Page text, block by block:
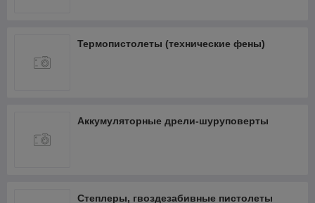
Термопистолеты (технические фены)
Аккумуляторные дрели-шуруповерты
Степлеры, гвоздезабивные пистолеты